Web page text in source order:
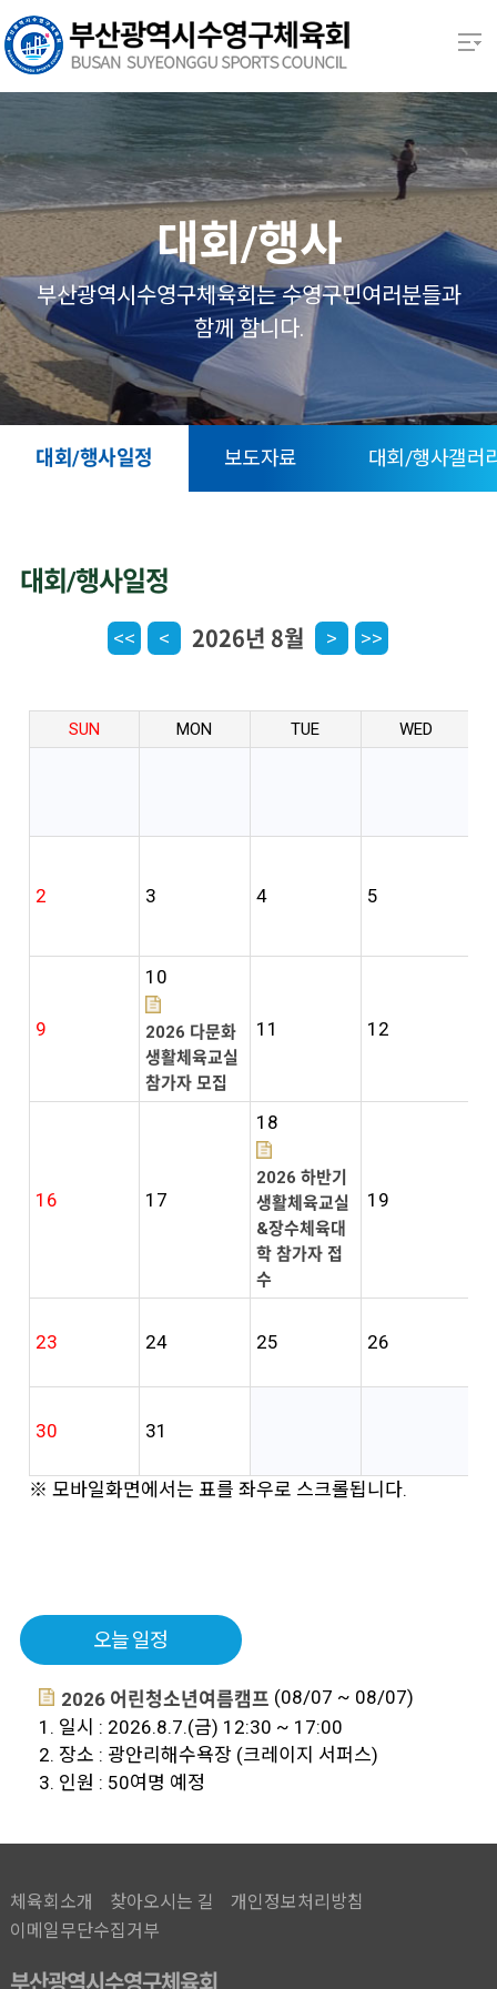
본문 바로가기
열기
열기
열기
열기
열기
대회/행사
부산광역시수영구체육회는 수영구민여러분들과
함께 함니다.
대회/행사일정 보도자료 대회/행사갤러
대회/행사일정
<< < 2026년 8월 > >>
SUN MON TUE WED
2 3 4 5
9
10
2026 다문화
생활체육교실
참가자 모집
11 12
16 17
18
2026 하반기
생활체육교실
&장수체육대
학 참가자 접
수
19
23 24 25 26
30 31
※ 모바일화면에서는 표를 좌우로 스크롤됩니다.
오늘 일정
2026 어린청소년여름캠프 (08/07 ~ 08/07)
1. 일시 : 2026.8.7.(금) 12:30 ~ 17:00
2. 장소 : 광안리해수욕장 (크레이지 서퍼스)
3. 인원 : 50여명 예정
체육회소개 찾아오시는 길
개인정보처리방침
이메일무단수집거부
부산광역시수영구체육회